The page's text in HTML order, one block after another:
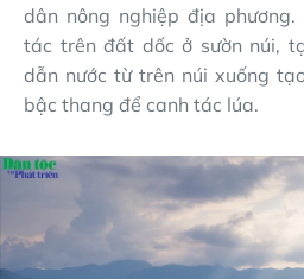
dân nông nghiệp địa
tác trên đất dốc ở sườn núi,
dẫn nước từ trên núi xuống
bậc thang để canh tác lúa.